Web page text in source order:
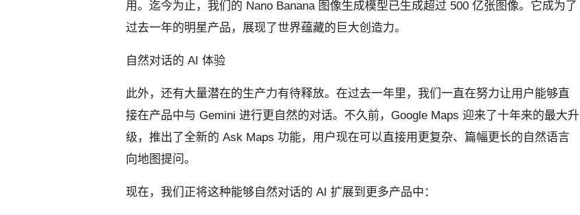
用。迄今为止，我们的 Nano Banana 图像生成模型已生成超过 500 亿张图像。它成为了
过去一年的明星产品，展现了世界蕴藏的巨大创造力。
自然对话的 AI 体验
此外，还有大量潜在的生产力有待释放。在过去一年里，我们一直在努力让用户能够直
接在产品中与 Gemini 进行更自然的对话。不久前，Google Maps 迎来了十年来的最大升
级，推出了全新的 Ask Maps 功能，用户现在可以直接用更复杂、篇幅更长的自然语言
向地图提问。
现在，我们正将这种能够自然对话的 AI 扩展到更多产品中：